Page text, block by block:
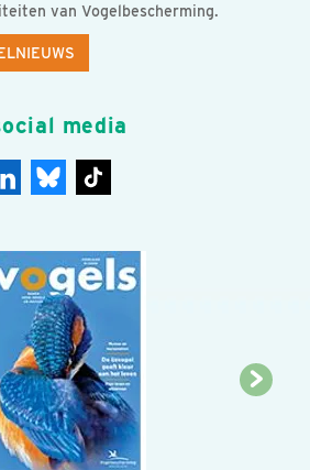
van Vogelbescherming.
media